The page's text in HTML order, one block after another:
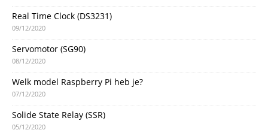
Real Time Clock (DS3231)
09/12/2020
Servomotor (SG90)
08/12/2020
Welk model Raspberry Pi heb je?
07/12/2020
Solide State Relay (SSR)
05/12/2020